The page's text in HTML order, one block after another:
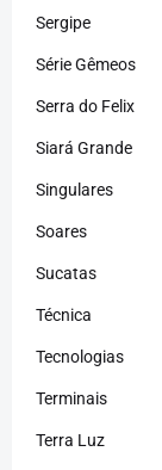
Sergipe
Série Gêmeos
Serra do Felix
Siará Grande
Singulares
Soares
Sucatas
Técnica
Tecnologias
Terminais
Terra Luz